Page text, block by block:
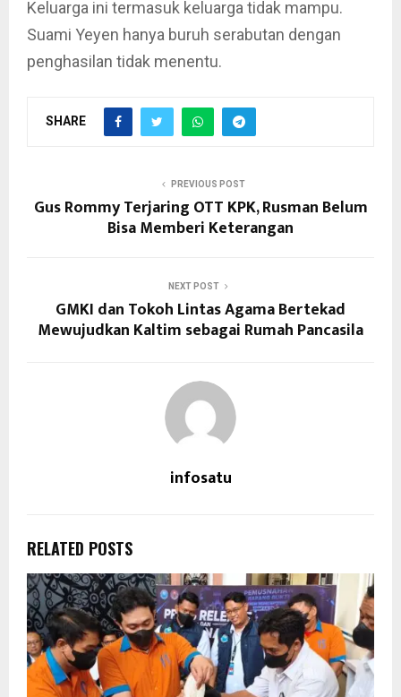
Keluarga ini termasuk keluarga tidak mampu.
Suami Yeyen hanya buruh serabutan dengan
penghasilan tidak menentu.
SHARE
PREVIOUS POST
Gus Rommy Terjaring OTT KPK, Rusman Belum
Bisa Memberi Keterangan
NEXT POST
GMKI dan Tokoh Lintas Agama Bertekad
Mewujudkan Kaltim sebagai Rumah Pancasila
infosatu
RELATED POSTS